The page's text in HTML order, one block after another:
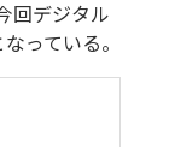
回デジタル
っている。